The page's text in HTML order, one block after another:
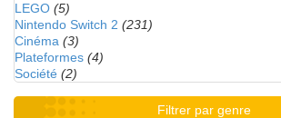
LEGO (5)
Nintendo Switch 2 (231)
Cinéma (3)
Plateformes (4)
Société (2)
Filtrer par genre